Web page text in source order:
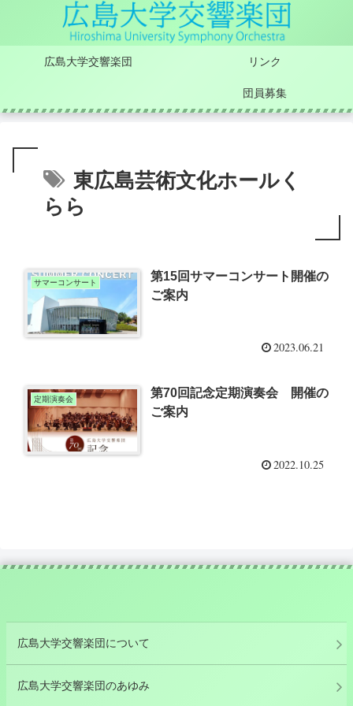
広島大学交響楽団 リンク
団員募集
東広島芸術文化ホールく
らら
サマーコンサート
第15回サマーコンサート開催の
ご案内
2023.06.21
定期演奏会
第70回記念定期演奏会 開催の
ご案内
2022.10.25
広島大学交響楽団について
広島大学交響楽団のあゆみ